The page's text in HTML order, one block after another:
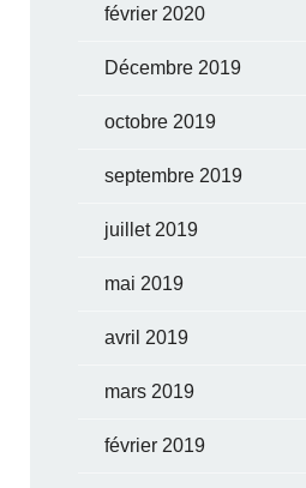
février 2020
Décembre 2019
octobre 2019
septembre 2019
juillet 2019
mai 2019
avril 2019
mars 2019
février 2019